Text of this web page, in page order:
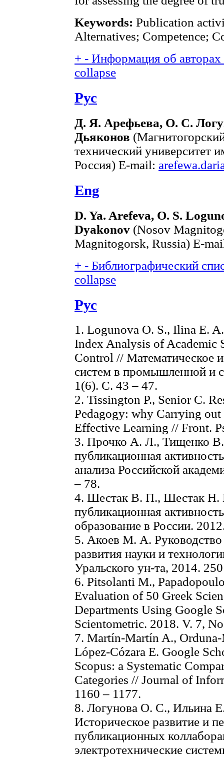
Keywords: Publication
Alternatives; Competence;
+ - Информация об
collapse
Рус
Д. Я. Арефьева, О. С.
Дьяконов
технический университет
Россия) E-mail:
Eng
D. Ya. Arefeva, O. S.
Dyakonov (Nosov
Magnitogorsk, Russia) E-
+ - Библиографический
collapse
Рус
1. Logunova O. S., Ilina E.
Index Analysis of
Control // Математическое
систем в промышленной и
1(6). С. 43 – 47.
2. Tissington P., Senior C.
Pedagogy: why Carrying out
Effective Learning // Front.
3. Прочко А. Л., Тищенко
публикационная
анализа Российской
– 78.
4. Шестак В. П., Шестак Н.
публикационная
образование в России.
5. Акоев М. А.
развития науки и
Уральского ун-та, 2014.
6. Pitsolanti M.,
Evaluation of 50 Greek
Departments Using Google
Scientometric. 2018. V. 7,
7. Martín-Martín A.,
López-Cózara E. Google
Scopus: a Systematic
Categories // Journal of
1160 – 1177.
8. Логунова О. С., Ильина
Историческое развитие и
публикационных
электротехнические